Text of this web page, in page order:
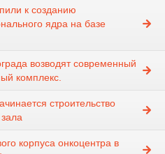
к созданию
ядра на базе
возводят современный
комплекс.
строительство
корпуса онкоцентра в